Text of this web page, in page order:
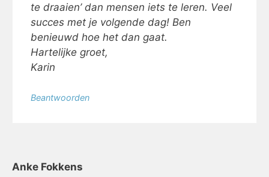
te draaien’ dan mensen iets te leren. Veel
succes met je volgende dag! Ben
benieuwd hoe het dan gaat.
Hartelijke groet,
Karin
Beantwoorden
Anke Fokkens